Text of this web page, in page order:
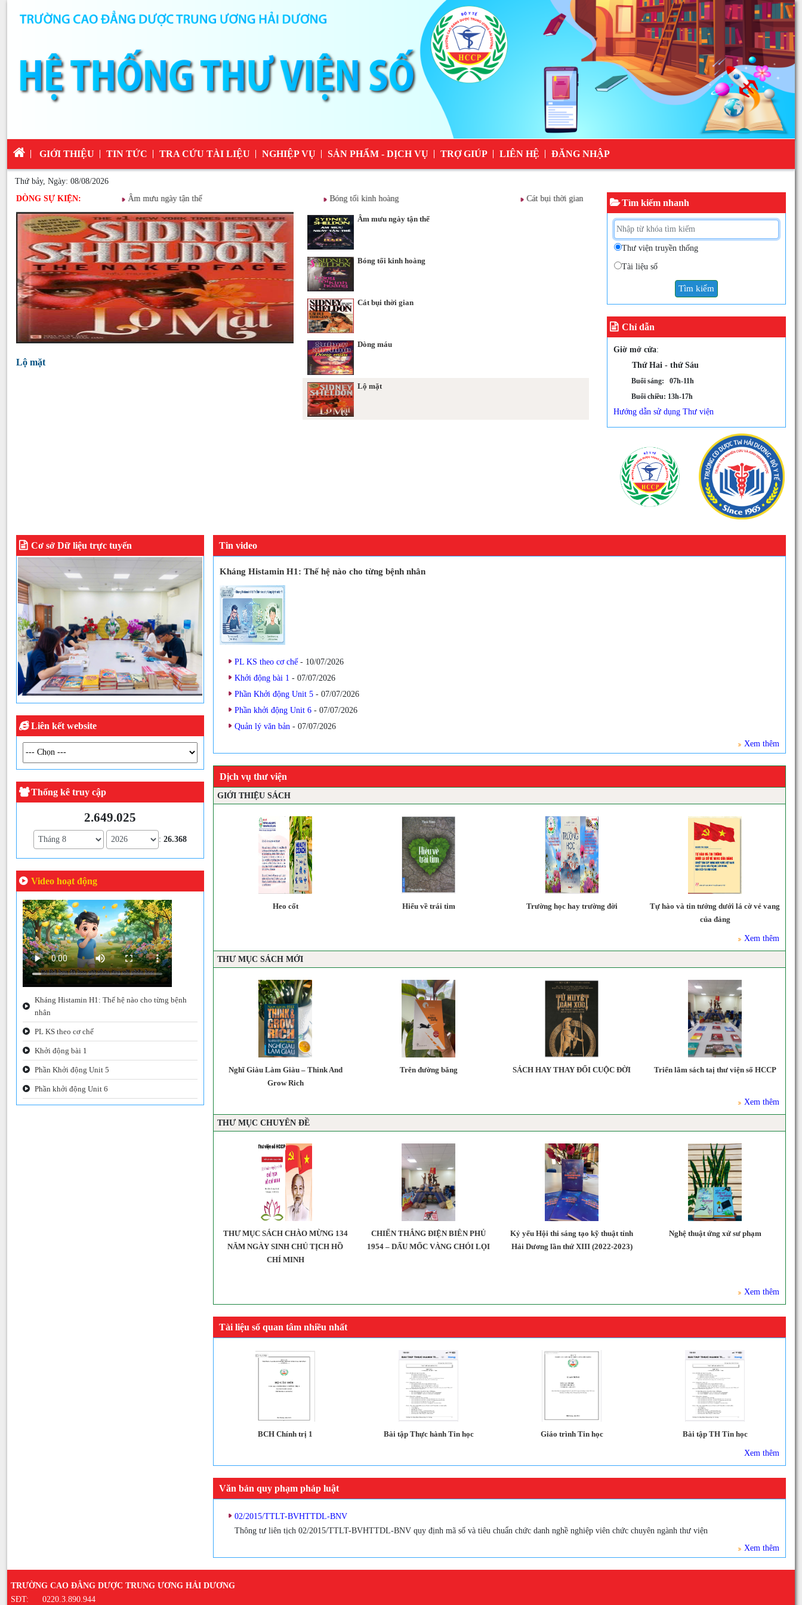
GIỚI THIỆU TIN TỨC TRA CỨU TÀI LIỆU NGHIỆP VỤ SẢN PHẨM - DỊCH VỤ TRỢ GIÚP LIÊN HỆ ĐĂNG NHẬP
Thứ bảy, Ngày: 08/08/2026
DÒNG SỰ KIỆN:
Âm mưu ngày tận thế Bóng tối kinh hoàng Cát bụi thời gian
Lộ mặt
Âm mưu ngày tận thế
Bóng tối kinh hoàng
Cát bụi thời gian
Dòng máu
Lộ mặt
Tìm kiếm nhanh
Thư viện truyền thống
Tài liệu số
Tìm kiếm
Chỉ dẫn
Giờ mở cửa:
Thứ Hai - thứ Sáu
Buổi sáng: 07h-11h
Buổi chiều: 13h-17h
Hướng dẫn sử dụng Thư viện
Tin video
Kháng Histamin H1: Thế hệ nào cho từng bệnh nhân
PL KS theo cơ chế - 10/07/2026
Khởi động bài 1 - 07/07/2026
Phần Khởi động Unit 5 - 07/07/2026
Phần khởi động Unit 6 - 07/07/2026
Quản lý văn bản - 07/07/2026
Xem thêm
Dịch vụ thư viện
GIỚI THIỆU SÁCH
hồn ai Đắc nhân tâm Heo cốt Hiểu về trái tim Trường học hay trường đời
Tự hào và tin tưởng dưới lá cờ vẻ vang
của đảng
Xem thêm
THƯ MỤC SÁCH MỚI
Carnegie (Sách
sống)
Hẹn bạn trên đỉnh thành công
Nghĩ Giàu Làm Giàu – Think And
Grow Rich
Trên đường băng SÁCH HAY THAY ĐỔI CUỘC ĐỜI Triển lãm sách taị thư viện số HCCP
Xem thêm
THƯ MỤC CHUYÊN ĐỀ
THƯ MỤC SÁCH CHÀO MỪNG 134
NĂM NGÀY SINH CHỦ TỊCH HỒ
CHÍ MINH
CHIẾN THẮNG ĐIỆN BIÊN PHỦ
1954 – DẤU MỐC VÀNG CHÓI LỌI
Kỷ yếu Hội thi sáng tạo kỹ thuật tỉnh
Hải Dương lần thứ XIII (2022-2023)
Nghệ thuật ứng xử sư phạm
Xem thêm
Tài liệu số quan tâm nhiều nhất
BCH Chính trị 1 Bài tập Thực hành Tin học Giáo trình Tin học Bài tập TH Tin học
Xem thêm
Văn bản quy phạm pháp luật
02/2015/TTLT-BVHTTDL-BNV
Thông tư liên tịch 02/2015/TTLT-BVHTTDL-BNV quy định mã số và tiêu chuẩn chức danh nghề nghiệp viên chức chuyên ngành thư viện
Xem thêm
Cơ sở Dữ liệu trực tuyến
Liên kết website
Thống kê truy cập
2.649.025
: 26.368
Video hoạt động
Kháng Histamin H1: Thế hệ nào cho từng bệnh
nhân
PL KS theo cơ chế
Khởi động bài 1
Phần Khởi động Unit 5
Phần khởi động Unit 6
TRƯỜNG CAO ĐẲNG DƯỢC TRUNG ƯƠNG HẢI DƯƠNG
SĐT:
0220.3.890.944